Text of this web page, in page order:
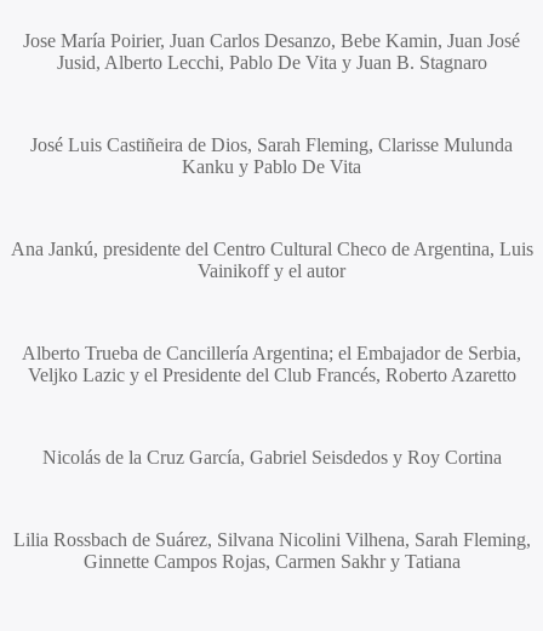
Jose María Poirier, Juan Carlos Desanzo, Bebe Kamin, Juan José
Jusid, Alberto Lecchi, Pablo De Vita y Juan B. Stagnaro
José Luis Castiñeira de Dios, Sarah Fleming, Clarisse Mulunda
Kanku y Pablo De Vita
Ana Jankú, presidente del Centro Cultural Checo de Argentina, Luis
Vainikoffy el autor
Alberto Trueba de Cancillería Argentina; el Embajador de Serbia,
Veljko Lazicy el Presidente del Club Francés, Roberto Azaretto
Nicolás de la Cruz García, Gabriel Seisdedosy Roy Cortina
Lilia Rossbach de Suárez, Silvana Nicolini Vilhena, Sarah Fleming,
Ginnette Campos Rojas, Carmen Sakhry Tatiana